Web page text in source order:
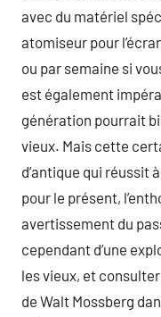
avec du matériel
atomiseur pour
ou par semaine si
est également
génération pourrait
vieux. Mais cette
d’antique qui réussit
pour le présent,
avertissement du
cependant d’une
les vieux, et
de Walt Mossberg